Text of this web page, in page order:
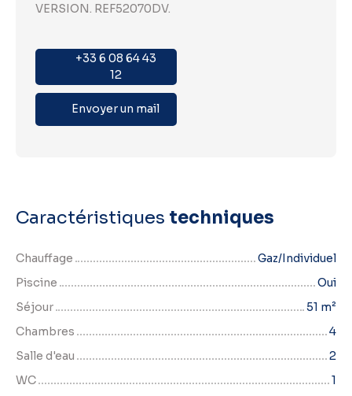
VERSION. REF52070DV.
+33 6 08 64 43
12
Envoyer un mail
Caractéristiques techniques
Chauffage
Gaz/Individuel
Piscine
Oui
Séjour
51 m²
Chambres
4
Salle d'eau
2
WC
1